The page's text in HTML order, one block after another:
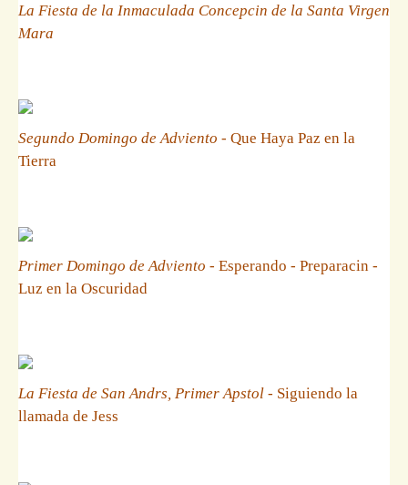
La Fiesta de la Inmaculada Concepcin de la Santa Virgen
Mara
Segundo Domingo de Adviento - Que Haya Paz en la
Tierra
Primer Domingo de Adviento - Esperando - Preparacin -
Luz en la Oscuridad
La Fiesta de San Andrs, Primer Apstol - Siguiendo la
llamada de Jess